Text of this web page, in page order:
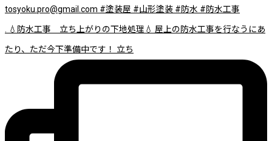
. 💧防水工事 立ち上がりの下地処理💧 屋上の防水工事を行なうにあ
たり、ただ今下準備中です！ 立ち